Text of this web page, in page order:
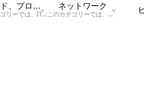
クラウド、プログラム
このカテゴリーでは、ITに関する基本的な情報として「ハードウェア、「サーバー」、「データベース、「ネットワーク」、「セキュリティ」、「プログラム」に関する情報を記載しています。
ネットワーク
このカテゴリーでは、「ネットワーク」に関する情報を記載しています。